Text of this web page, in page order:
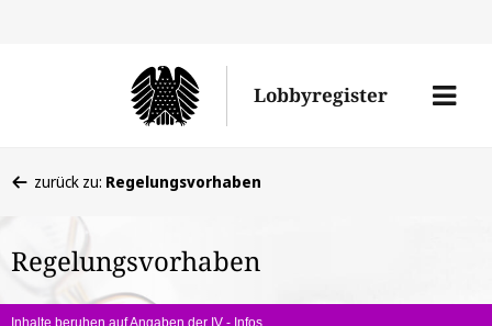
Lobbyregister
Menü
befinden
hier:
zurück zu: Regelungsvorhaben
Regelungsvorhaben
Inhalte beruhen auf Angaben der IV - Infos